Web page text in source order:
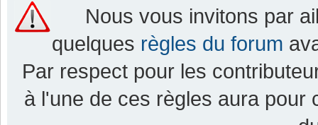
Nous vous invitons par
quelques règles du forum
Par respect pour les
à l'une de ces règles aura pour